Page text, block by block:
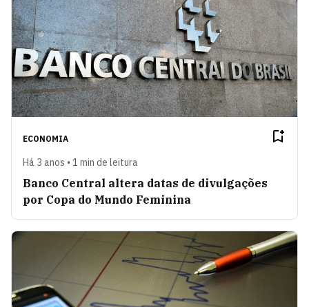
ECONOMIA
Há 3 anos • 1 min de leitura
Banco Central altera datas de divulgações
por Copa do Mundo Feminina